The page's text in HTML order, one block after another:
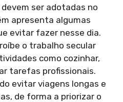
ser adotadas no
apresenta algumas
evitar fazer nesse dia.
o trabalho secular
como cozinhar,
tarefas profissionais.
evitar viagens longas e
de forma a priorizar o